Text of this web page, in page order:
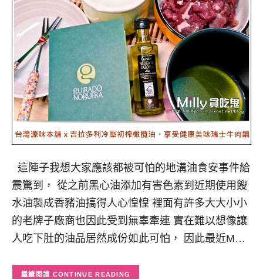
這陣子我想大家應該都被可怕的地溝油食安事件給
震驚到， 從之前黑心油添加有害色素到近期使用餿
水油製成香豬油搞得人心惶惶 裡面有許多大大小小
的老牌子廠商也因此受到無辜牽連 實在難以想像讓
人吃下肚的油品居然成份如此可怕， 因此最近M…
CONTINUE READING